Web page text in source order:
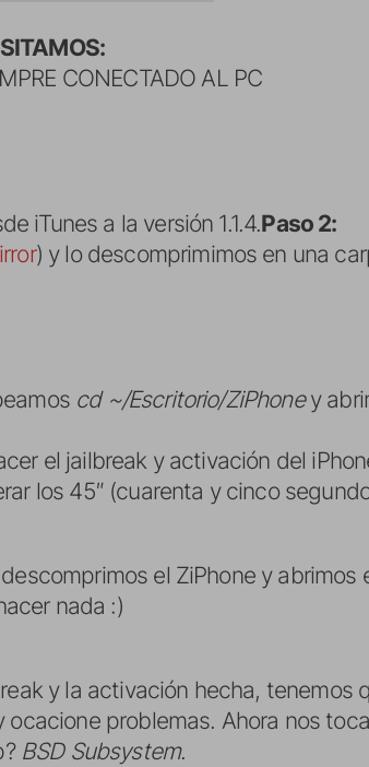
CONECTADO AL PC
iTunes a la versión 1.1.4.Paso 2:
) y lo descomprimimos en una
cd ~/Escritorio/ZiPhoney
el jailbreak y activación del
los 45″ (cuarenta y cinco
el ZiPhone y abrimos
nada :)
y la activación hecha, tenemos
problemas. Ahora nos
BSD Subsystem.